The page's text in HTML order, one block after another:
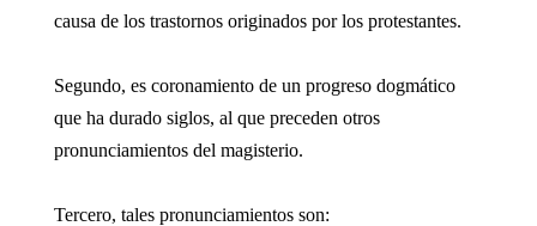
causa de los trastornos originados por los protestantes.
Segundo, es coronamiento de un progreso dogmático
que ha durado siglos, al que preceden otros
pronunciamientos del magisterio.
Tercero, tales pronunciamientos son: